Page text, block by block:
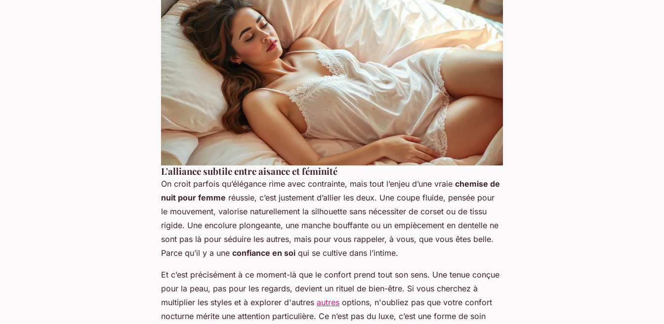
L'alliance subtile entre aisance et féminité
On croit parfois qu’élégance rime avec contrainte, mais tout l’enjeu d’une vraie chemise de
nuit pour femme réussie, c’est justement d’allier les deux. Une coupe fluide, pensée pour
le mouvement, valorise naturellement la silhouette sans nécessiter de corset ou de tissu
rigide. Une encolure plongeante, une manche bouffante ou un empiècement en dentelle ne
sont pas là pour séduire les autres, mais pour vous rappeler, à vous, que vous êtes belle.
Parce qu’il y a une confiance en soi qui se cultive dans l’intime.
Et c’est précisément à ce moment-là que le confort prend tout son sens. Une tenue conçue
pour la peau, pas pour les regards, devient un rituel de bien-être. Si vous cherchez à
multiplier les styles et à explorer d'autres autres options, n'oubliez pas que votre confort
nocturne mérite une attention particulière. Ce n’est pas du luxe, c’est une forme de soin